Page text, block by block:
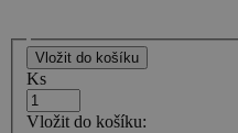
Ks
Vložit do košíku: